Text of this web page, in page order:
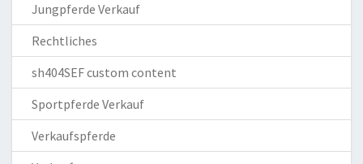
Jungpferde Verkauf
Rechtliches
sh404SEF custom content
Sportpferde Verkauf
Verkaufspferde